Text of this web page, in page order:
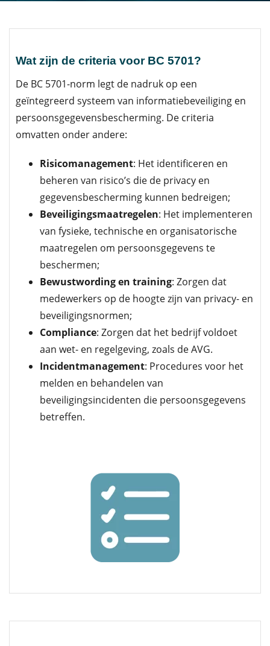
Wat zijn de criteria voor BC 5701?
De BC 5701-norm legt de nadruk op een
geïntegreerd systeem van informatiebeveiliging en
persoonsgegevensbescherming. De criteria
omvatten onder andere:
Risicomanagement: Het identificeren en
beheren van risico’s die de privacy en
gegevensbescherming kunnen bedreigen;
Beveiligingsmaatregelen: Het implementeren
van fysieke, technische en organisatorische
maatregelen om persoonsgegevens te
beschermen;
Bewustwording en training: Zorgen dat
medewerkers op de hoogte zijn van privacy- en
beveiligingsnormen;
Compliance: Zorgen dat het bedrijf voldoet
aan wet- en regelgeving, zoals de AVG.
Incidentmanagement: Procedures voor het
melden en behandelen van
beveiligingsincidenten die persoonsgegevens
betreffen.